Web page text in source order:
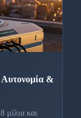
&
μίλια και